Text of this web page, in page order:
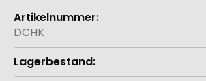
DCHK